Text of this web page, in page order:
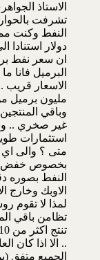
الاستاذ
تشرفت
النفط وكنت
دولار استنادا
البرميل فانا
وباقي
غير صخري ..
استثمارات
متى ؟ والى
بخصوص خفض
النفط بصوره
الاوبك وخارج
لمذا لا تقوم
تظامن باقي
.. الا اذا كان
الجميع متفق